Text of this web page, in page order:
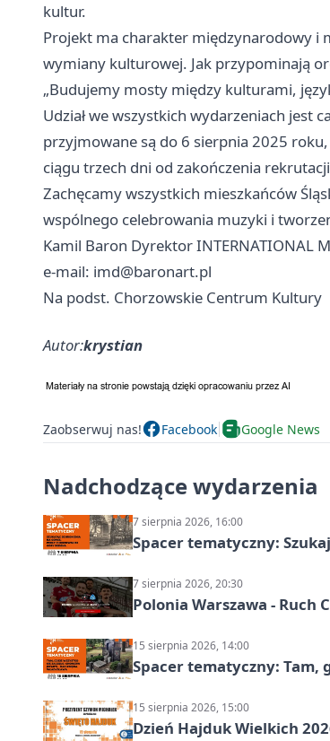
kultur.
Projekt ma charakter międzynarodowy i
wymiany kulturowej. Jak przypominają
„Budujemy mosty między kulturami,
Udział we wszystkich wydarzeniach jest
przyjmowane są do 6 sierpnia 2025
ciągu trzech dni od zakończenia
Zachęcamy wszystkich mieszkańców
wspólnego celebrowania muzyki i
Kamil Baron Dyrektor INTERNATIONAL
e-mail: imd@baronart.pl
Na podst. Chorzowskie Centrum Kultury
Autor:krystian
Zaobserwuj nas! Facebook Google News
Nadchodzące wydarzenia
7 sierpnia 2026, 16:00
Spacer tematyczny:
7 sierpnia 2026, 20:30
Polonia Warszawa - Ruch
15 sierpnia 2026, 14:00
Spacer tematyczny: Tam,
15 sierpnia 2026, 15:00
Dzień Hajduk Wielkich